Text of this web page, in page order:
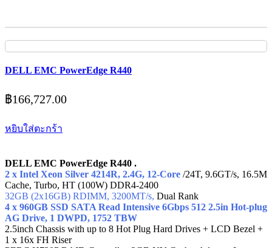
DELL EMC PowerEdge R440
฿166,727.00
หยิบใส่ตะกร้า
DELL EMC PowerEdge R440 .
2 x Intel Xeon Silver 4214R, 2.4G, 12-Core /24T, 9.6GT/s, 16.5M
Cache, Turbo, HT (100W) DDR4-2400
32GB (2x16GB) RDIMM, 3200MT/s, Dual Rank
4 x 960GB SSD SATA Read Intensive 6Gbps 512 2.5in Hot-plug
AG Drive, 1 DWPD, 1752 TBW
2.5inch Chassis with up to 8 Hot Plug Hard Drives + LCD Bezel +
1 x 16x FH Riser